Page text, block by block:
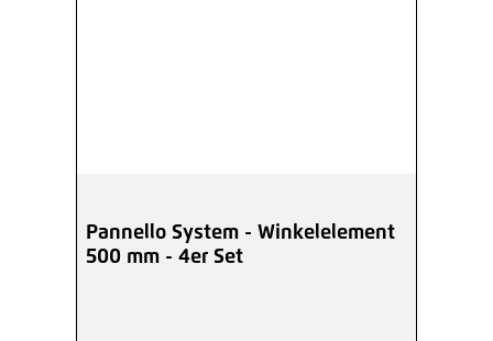
Pannello System - Winkelelement
500 mm - 4er Set